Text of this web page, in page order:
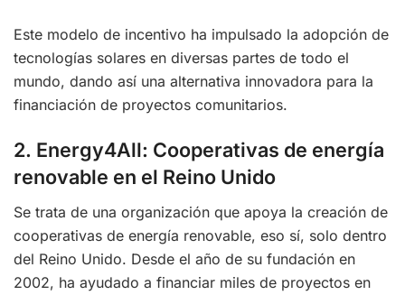
Este modelo de incentivo ha impulsado la adopción de
tecnologías solares en diversas partes de todo el
mundo, dando así una alternativa innovadora para la
financiación de proyectos comunitarios.
2. Energy4All: Cooperativas de energía
renovable en el Reino Unido
Se trata de una organización que apoya la creación de
cooperativas de energía renovable, eso sí, solo dentro
del Reino Unido. Desde el año de su fundación en
2002, ha ayudado a financiar miles de proyectos en